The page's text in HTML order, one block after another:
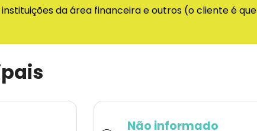
da área financeira e outros (o cliente é que
Não informado